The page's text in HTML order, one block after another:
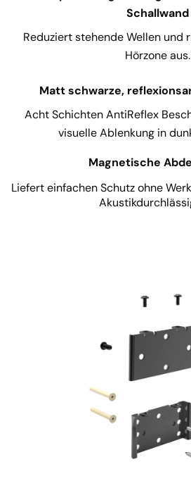
Schallwand
Reduziert stehende Wellen und
Hörzone aus.
Matt schwarze,
Acht Schichten AntiReflex
visuelle Ablenkung in
Magnetische
Liefert einfachen Schutz ohne